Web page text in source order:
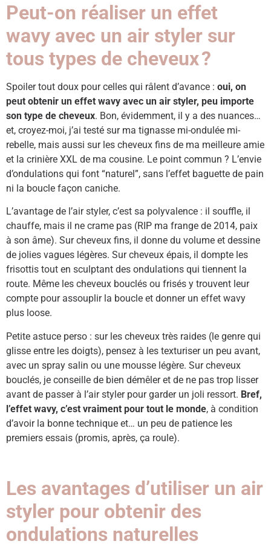
Peut-on réaliser un effet
wavy avec un air styler sur
tous types de cheveux ?
Spoiler tout doux pour celles qui râlent d’avance : oui, on
peut obtenir un effet wavy avec un air styler, peu importe
son type de cheveux. Bon, évidemment, il y a des nuances…
et, croyez-moi, j’ai testé sur ma tignasse mi-ondulée mi-
rebelle, mais aussi sur les cheveux fins de ma meilleure amie
et la crinière XXL de ma cousine. Le point commun ? L’envie
d’ondulations qui font “naturel”, sans l’effet baguette de pain
ni la boucle façon caniche.
L’avantage de l’air styler, c’est sa polyvalence : il souffle, il
chauffe, mais il ne crame pas (RIP ma frange de 2014, paix
à son âme). Sur cheveux fins, il donne du volume et dessine
de jolies vagues légères. Sur cheveux épais, il dompte les
frisottis tout en sculptant des ondulations qui tiennent la
route. Même les cheveux bouclés ou frisés y trouvent leur
compte pour assouplir la boucle et donner un effet wavy
plus loose.
Petite astuce perso : sur les cheveux très raides (le genre qui
glisse entre les doigts), pensez à les texturiser un peu avant,
avec un spray salin ou une mousse légère. Sur cheveux
bouclés, je conseille de bien démêler et de ne pas trop lisser
avant de passer à l’air styler pour garder un joli ressort. Bref,
l’effet wavy, c’est vraiment pour tout le monde, à condition
d’avoir la bonne technique et… un peu de patience les
premiers essais (promis, après, ça roule).
Les avantages d’utiliser un air
styler pour obtenir des
ondulations naturelles